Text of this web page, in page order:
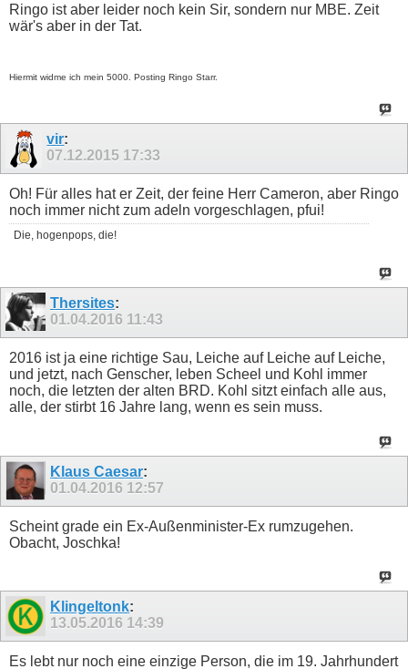
Ringo ist aber leider noch kein Sir, sondern nur MBE. Zeit
wär's aber in der Tat.
Hiermit widme ich mein 5000. Posting Ringo Starr.
vir:
07.12.2015 17:33
Oh! Für alles hat er Zeit, der feine Herr Cameron, aber Ringo
noch immer nicht zum adeln vorgeschlagen, pfui!
Die, hogenpops, die!
Thersites:
01.04.2016 11:43
2016 ist ja eine richtige Sau, Leiche auf Leiche auf Leiche,
und jetzt, nach Genscher, leben Scheel und Kohl immer
noch, die letzten der alten BRD. Kohl sitzt einfach alle aus,
alle, der stirbt 16 Jahre lang, wenn es sein muss.
Klaus Caesar:
01.04.2016 12:57
Scheint grade ein Ex-Außenminister-Ex rumzugehen.
Obacht, Joschka!
Klingeltonk:
13.05.2016 14:39
Es lebt nur noch eine einzige Person, die im 19. Jahrhundert